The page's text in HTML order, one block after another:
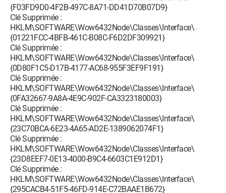
{F03FD9D0-4F2B-497C-8A71-DD41D70B07D9}
Clé Supprimée :
HKLM\SOFTWARE\Wow6432Node\Classes\Interface\
{01221FCC-4BFB-461C-B08C-F6D2DF309921}
Clé Supprimée :
HKLM\SOFTWARE\Wow6432Node\Classes\Interface\
{0D80F1C5-D17B-4177-AC68-955F3EF9F191}
Clé Supprimée :
HKLM\SOFTWARE\Wow6432Node\Classes\Interface\
{0FA32667-9A8A-4E9C-902F-CA3323180003}
Clé Supprimée :
HKLM\SOFTWARE\Wow6432Node\Classes\Interface\
{23C70BCA-6E23-4A65-AD2E-1389062074F1}
Clé Supprimée :
HKLM\SOFTWARE\Wow6432Node\Classes\Interface\
{23D8EEF7-0E13-4000-B9C4-6603C1E912D1}
Clé Supprimée :
HKLM\SOFTWARE\Wow6432Node\Classes\Interface\
{295CACB4-51F5-46FD-914E-C72BAAE1B672}